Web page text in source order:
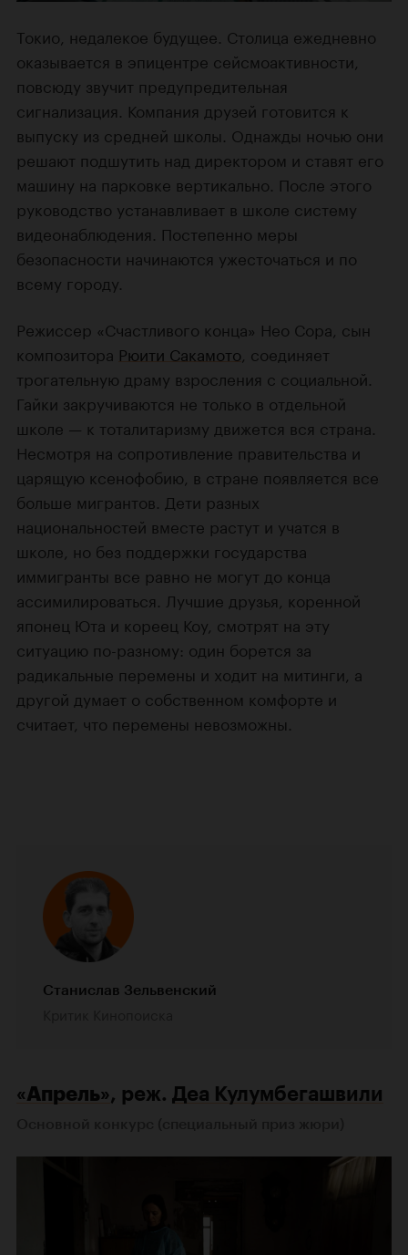
Токио, недалекое будущее. Столица ежедневно
оказывается в эпицентре сейсмоактивности,
повсюду звучит предупредительная
сигнализация. Компания друзей готовится к
выпуску из средней школы. Однажды ночью они
решают подшутить над директором и ставят его
машину на парковке вертикально. После этого
руководство устанавливает в школе систему
видеонаблюдения. Постепенно меры
безопасности начинаются ужесточаться и по
всему городу.
Режиссер «Счастливого конца» Нео Сора, сын
композитора Рюити Сакамото , соединяет
трогательную драму взросления с социальной.
Гайки закручиваются не только в отдельной
школе — к тоталитаризму движется вся страна.
Несмотря на сопротивление правительства и
царящую ксенофобию, в стране появляется все
больше мигрантов. Дети разных
национальностей вместе растут и учатся в
школе, но без поддержки государства
иммигранты все равно не могут до конца
ассимилироваться. Лучшие друзья, коренной
японец Юта и кореец Коу, смотрят на эту
ситуацию по-разному: один борется за
радикальные перемены и ходит на митинги, а
другой думает о собственном комфорте и
считает, что перемены невозможны.
Станислав Зельвенский
«Апрель», реж. Деа Кулумбегашвили